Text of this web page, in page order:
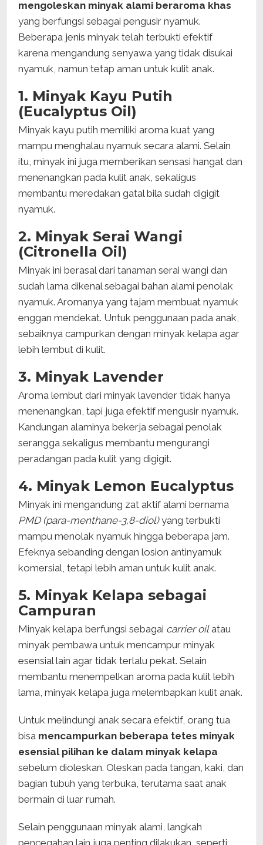
mengoleskan minyak alami beraroma khas
yang berfungsi sebagai pengusir nyamuk.
Beberapa jenis minyak telah terbukti efektif
karena mengandung senyawa yang tidak disukai
nyamuk, namun tetap aman untuk kulit anak.
1. Minyak Kayu Putih
(Eucalyptus Oil)
Minyak kayu putih memiliki aroma kuat yang
mampu menghalau nyamuk secara alami. Selain
itu, minyak ini juga memberikan sensasi hangat dan
menenangkan pada kulit anak, sekaligus
membantu meredakan gatal bila sudah digigit
nyamuk.
2. Minyak Serai Wangi
(Citronella Oil)
Minyak ini berasal dari tanaman serai wangi dan
sudah lama dikenal sebagai bahan alami penolak
nyamuk. Aromanya yang tajam membuat nyamuk
enggan mendekat. Untuk penggunaan pada anak,
sebaiknya campurkan dengan minyak kelapa agar
lebih lembut di kulit.
3. Minyak Lavender
Aroma lembut dari minyak lavender tidak hanya
menenangkan, tapi juga efektif mengusir nyamuk.
Kandungan alaminya bekerja sebagai penolak
serangga sekaligus membantu mengurangi
peradangan pada kulit yang digigit.
4. Minyak Lemon Eucalyptus
Minyak ini mengandung zat aktif alami bernama
PMD (para-menthane-3,8-diol)yang terbukti
mampu menolak nyamuk hingga beberapa jam.
Efeknya sebanding dengan losion antinyamuk
komersial, tetapi lebih aman untuk kulit anak.
5. Minyak Kelapa sebagai
Campuran
Minyak kelapa berfungsi sebagai carrier oilatau
minyak pembawa untuk mencampur minyak
esensial lain agar tidak terlalu pekat. Selain
membantu menempelkan aroma pada kulit lebih
lama, minyak kelapa juga melembapkan kulit anak.
Untuk melindungi anak secara efektif, orang tua
bisa mencampurkan beberapa tetes minyak
esensial pilihan ke dalam minyak kelapa
sebelum dioleskan. Oleskan pada tangan, kaki, dan
bagian tubuh yang terbuka, terutama saat anak
bermain di luar rumah.
Selain penggunaan minyak alami, langkah